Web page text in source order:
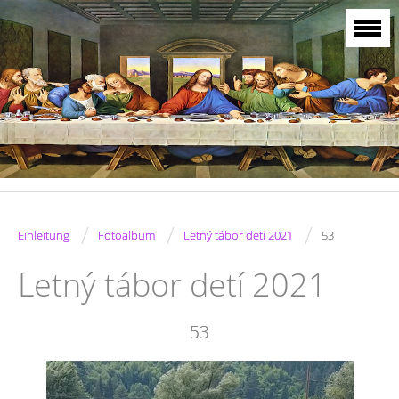
Einleitung / Fotoalbum / Letný tábor detí 2021 / 53
Letný tábor detí 2021
53